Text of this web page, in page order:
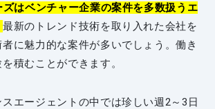
はベンチャー企業の案件を多数扱うエ
最新のトレンド技術を取り入れた会社を
に魅力的な案件が多いでしょう。働き
積むことができます。
エージェントの中では珍しい週2～3日